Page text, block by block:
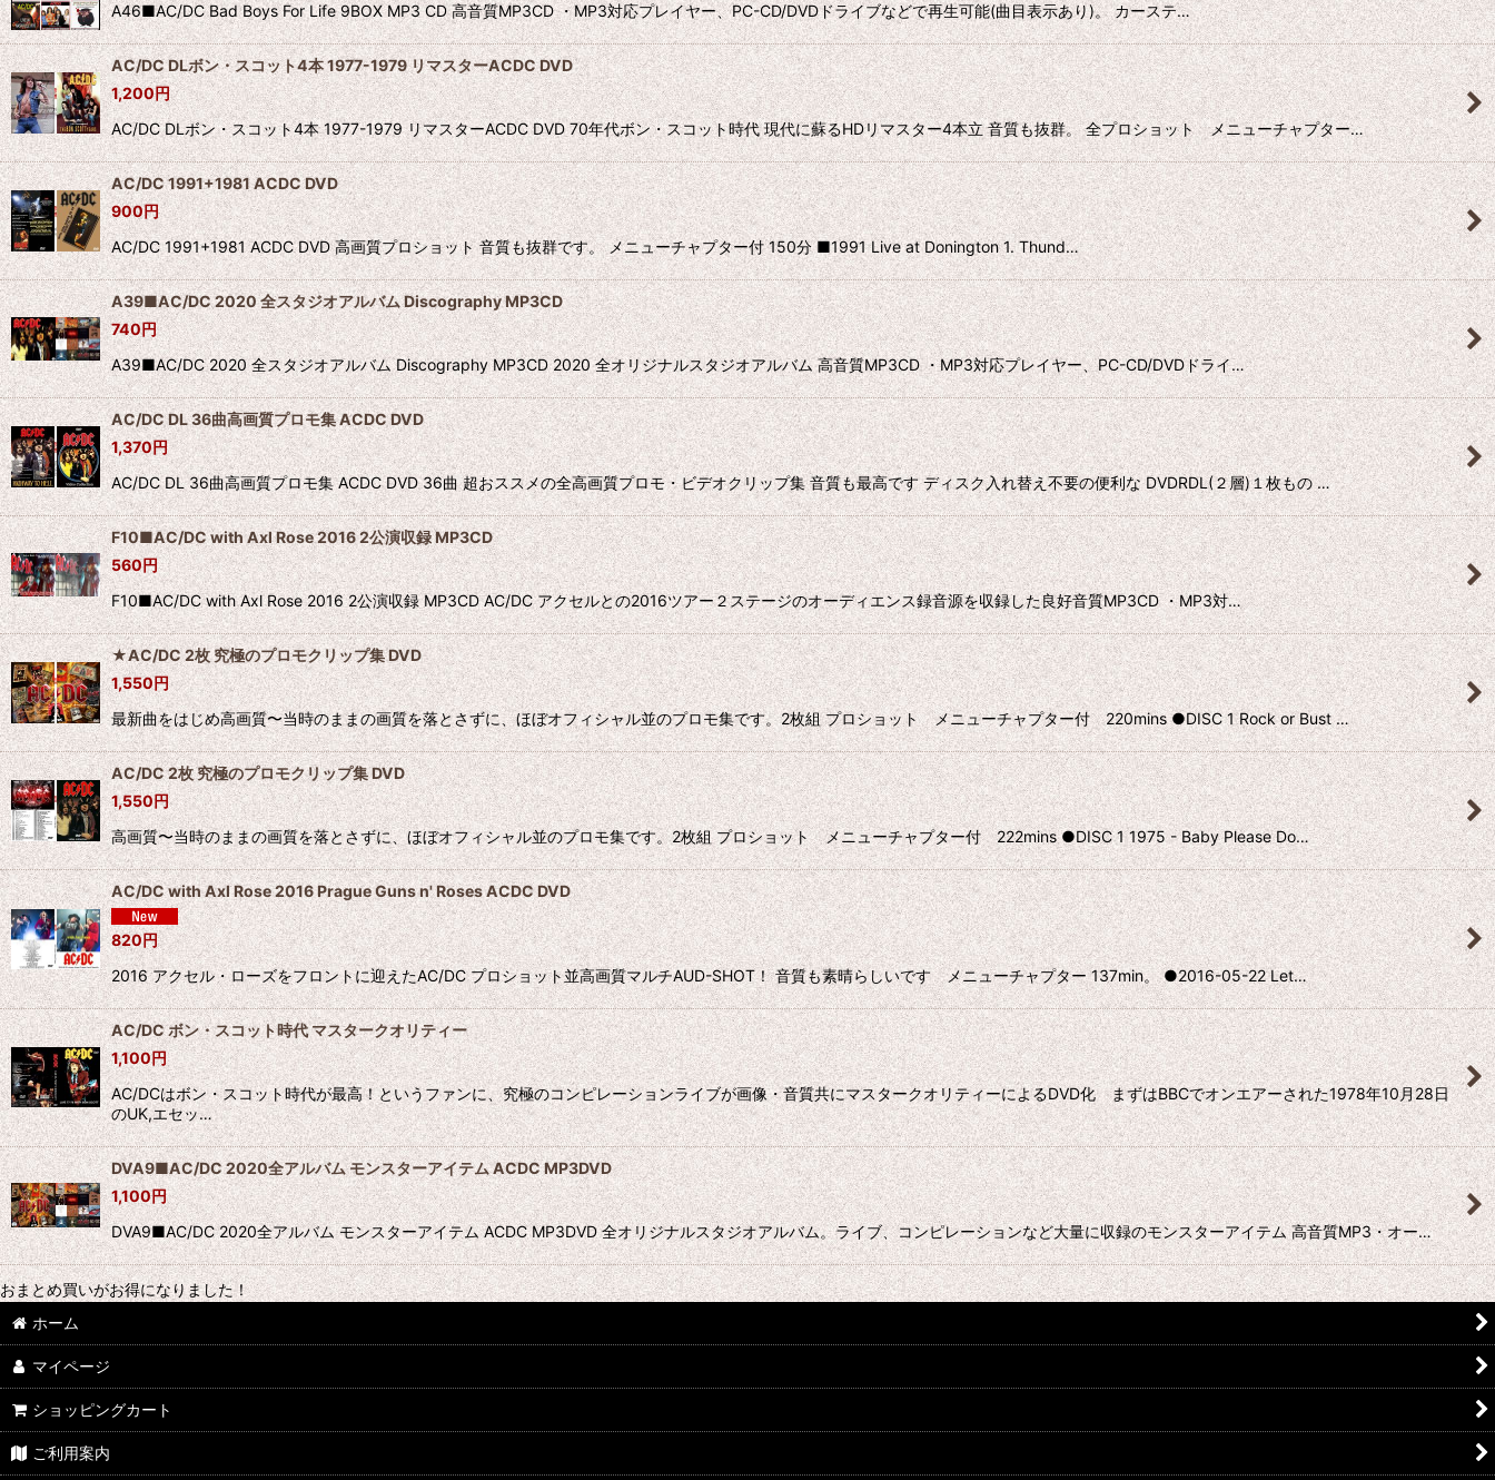
A46■AC/DC Bad Boys For Life 9BOX MP3 CD 高音質MP3CD ・MP3対応プレイヤー、PC-CD/DVDドライブなどで再生可能(曲目表示あり)。 カーステ…
AC/DC DLボン・スコット4本 1977-1979 リマスターACDC DVD
1,200円
AC/DC DLボン・スコット4本 1977-1979 リマスターACDC DVD 70年代ボン・スコット時代 現代に蘇るHDリマスター4本立 音質も抜群。 全プロショット メニューチャプター…
AC/DC 1991+1981 ACDC DVD
900円
AC/DC 1991+1981 ACDC DVD 高画質プロショット 音質も抜群です。 メニューチャプター付 150分 ■1991 Live at Donington 1. Thund…
A39■AC/DC 2020 全スタジオアルバム Discography MP3CD
740円
A39■AC/DC 2020 全スタジオアルバム Discography MP3CD 2020 全オリジナルスタジオアルバム 高音質MP3CD ・MP3対応プレイヤー、PC-CD/DVDドライ…
AC/DC DL 36曲高画質プロモ集 ACDC DVD
1,370円
AC/DC DL 36曲高画質プロモ集 ACDC DVD 36曲 超おススメの全高画質プロモ・ビデオクリップ集 音質も最高です ディスク入れ替え不要の便利な DVDRDL(２層)１枚もの …
F10■AC/DC with Axl Rose 2016 2公演収録 MP3CD
560円
F10■AC/DC with Axl Rose 2016 2公演収録 MP3CD AC/DC アクセルとの2016ツアー２ステージのオーディエンス録音源を収録した良好音質MP3CD ・MP3対…
★AC/DC 2枚 究極のプロモクリップ集 DVD
1,550円
最新曲をはじめ高画質〜当時のままの画質を落とさずに、ほぼオフィシャル並のプロモ集です。2枚組 プロショット メニューチャプター付 220mins ●DISC 1 Rock or Bust …
AC/DC 2枚 究極のプロモクリップ集 DVD
1,550円
高画質〜当時のままの画質を落とさずに、ほぼオフィシャル並のプロモ集です。2枚組 プロショット メニューチャプター付 222mins ●DISC 1 1975 - Baby Please Do…
AC/DC with Axl Rose 2016 Prague Guns n' Roses ACDC DVD
820円
2016 アクセル・ローズをフロントに迎えたAC/DC プロショット並高画質マルチAUD-SHOT！ 音質も素晴らしいです メニューチャプター 137min。 ●2016-05-22 Let…
AC/DC ボン・スコット時代 マスタークオリティー
1,100円
AC/DCはボン・スコット時代が最高！というファンに、究極のコンピレーションライブが画像・音質共にマスタークオリティーによるDVD化 まずはBBCでオンエアーされた1978年10月28日
のUK,エセッ…
DVA9■AC/DC 2020全アルバム モンスターアイテム ACDC MP3DVD
1,100円
DVA9■AC/DC 2020全アルバム モンスターアイテム ACDC MP3DVD 全オリジナルスタジオアルバム。ライブ、コンピレーションなど大量に収録のモンスターアイテム 高音質MP3・オー…
おまとめ買いがお得になりました！
ホーム
マイページ
ショッピングカート
ご利用案内